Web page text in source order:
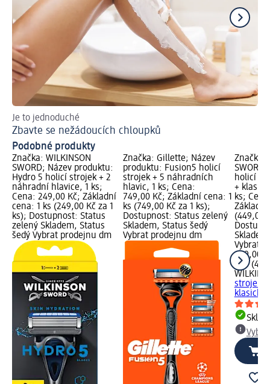
Je to jednoduché
Zbavte se nežádoucích chloupků
Podobné produkty
Značka: WILKINSON
SWORD; Název produktu:
Hydro 5 holicí strojek + 2
náhradní hlavice, 1 ks;
Cena: 249,00 Kč; Základní
cena: 1 ks (249,00 Kč za 1
ks); Dostupnost: Status
zelený Skladem, Status
šedý Vybrat prodejnu dm
Značka: Gillette; Název
produktu: Fusion5 holicí
strojek + 5 náhradních
hlavic, 1 ks; Cena:
749,00 Kč; Základní cena: 1
ks (749,00 Kč za 1 ks);
Dostupnost: Status zelený
Skladem, Status šedý
Vybrat prodejnu dm
Značka:
holicí
+
ks;
Základní
(449,00
Vybrat
449,00
1 ks
strojek
klasické